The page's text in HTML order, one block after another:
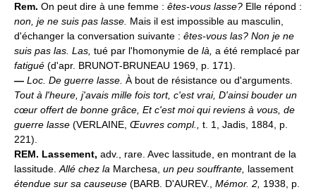
Rem. On peut dire à une femme : êtes-vous lasse? Elle répond :
non, je ne suis pas lasse. Mais il est impossible au masculin,
d'échanger la conversation suivante : êtes-vous las? Non je ne
suis pas las. Las, tué par l'homonymie de là, a été remplacé par
fatigué (d'apr. BRUNOT-BRUNEAU 1969, p. 171).
— Loc. De guerre lasse. À bout de résistance ou d'arguments.
Tout à l'heure, j'avais mille fois tort, c'est vrai, D'ainsi bouder un
cœur offert de bonne grâce, Et c'est moi qui reviens à vous, de
guerre lasse (VERLAINE, Œuvres compl., t. 1, Jadis, 1884, p.
221).
REM. Lassement, adv., rare. Avec lassitude, en montrant de la
lassitude.Allé chez la Marchesa, un peu souffrante, lassement
étendue sur sa causeuse (BARB. D'AUREV., Mémor. 2, 1938, p.